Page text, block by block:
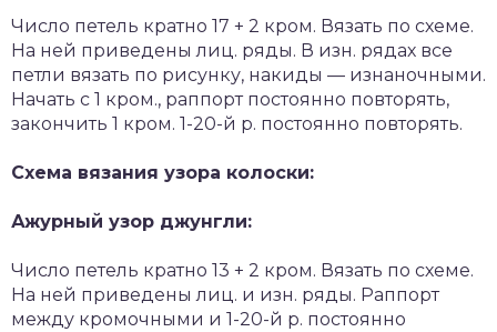
Число петель кратно 17 + 2 кром. Вязать по схеме.
На ней приведены лиц. ряды. В изн. рядах все
петли вязать по рисунку, накиды — изнаночными.
Начать с 1 кром., раппорт постоянно повторять,
закончить 1 кром. 1-20-й р. постоянно повторять.
Схема вязания узора колоски:
Ажурный узор джунгли:
Число петель кратно 13 + 2 кром. Вязать по схеме.
На ней приведены лиц. и изн. ряды. Раппорт
между кромочными и 1-20-й р. постоянно